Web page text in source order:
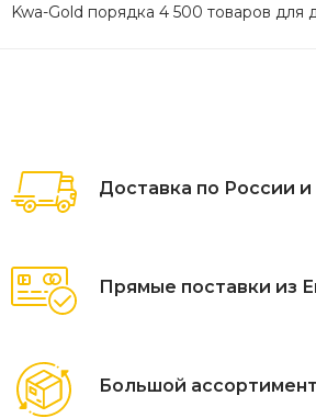
Kwa-Gold порядка 4 500 товаров для
Доставка по России
Прямые поставки из
Большой